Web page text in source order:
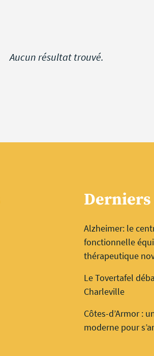
Aucun résultat trouvé.
Alzheimer: le
fonctionnelle
thérapeutique
Le Tovertafel
Charleville
Côtes-d’Armor :
moderne pour